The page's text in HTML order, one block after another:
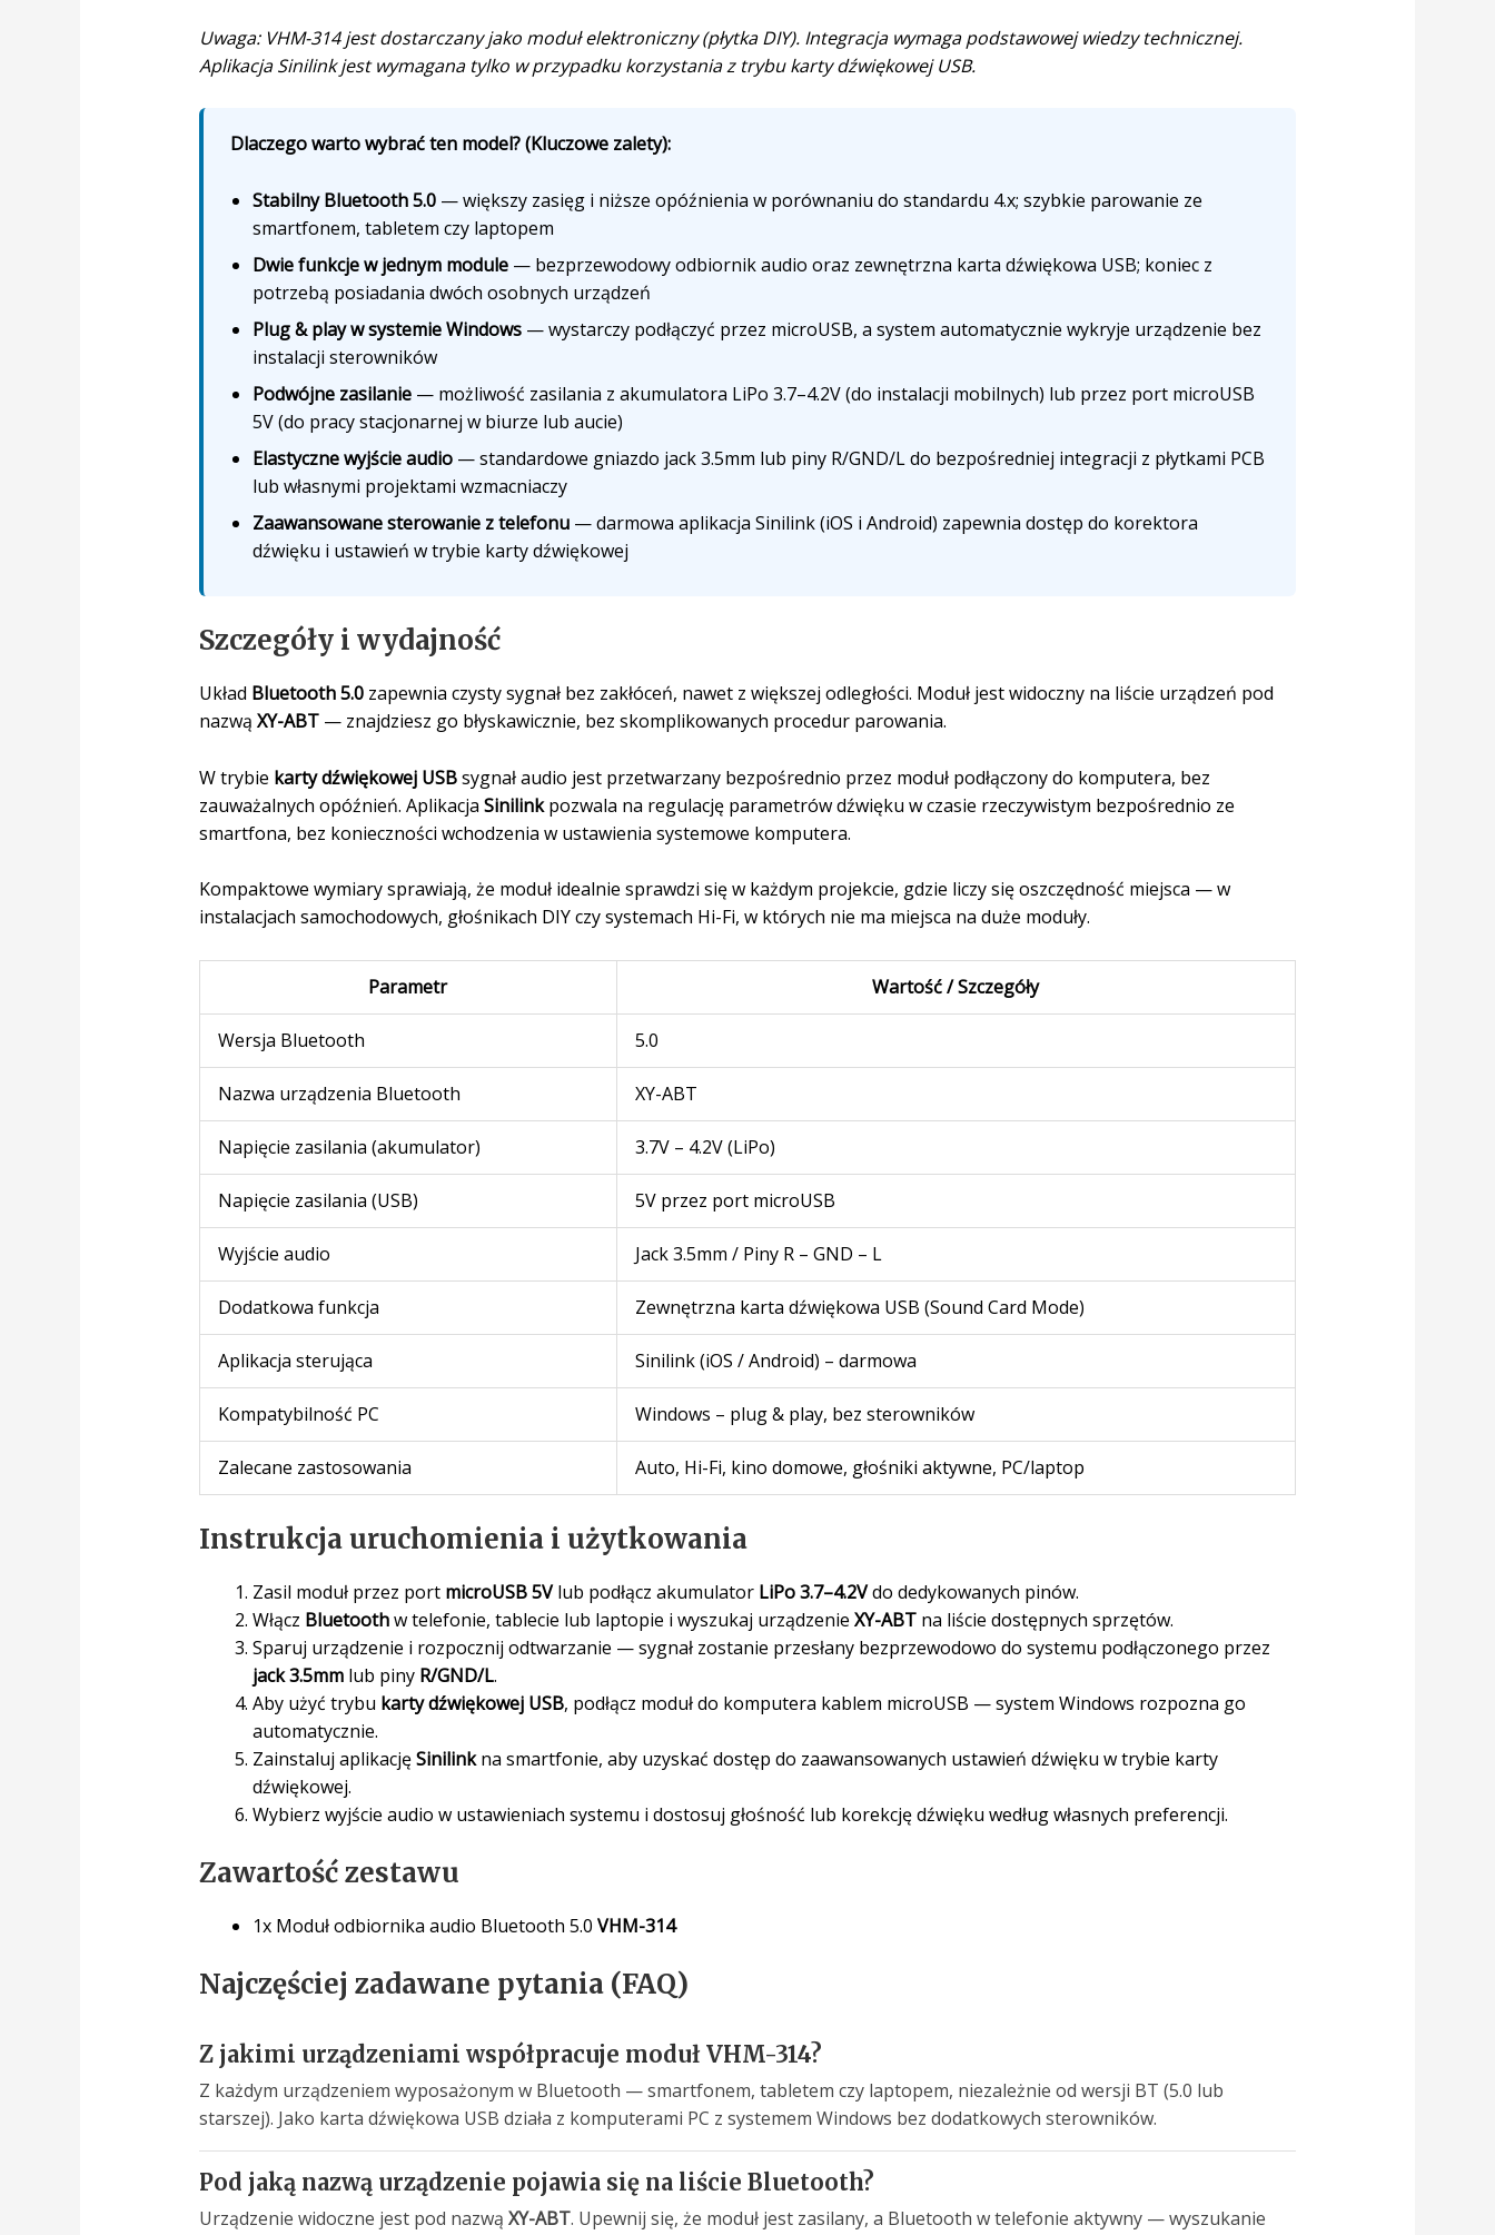
Uwaga: VHM-314 jest dostarczany jako moduł elektroniczny (płytka DIY). Integracja wymaga podstawowej wiedzy technicznej.
Aplikacja Sinilink jest wymagana tylko w przypadku korzystania z trybu karty dźwiękowej USB.
Dlaczego warto wybrać ten model? (Kluczowe zalety):
Stabilny Bluetooth 5.0— większy zasięg i niższe opóźnienia w porównaniu do standardu 4.x; szybkie parowanie ze
smartfonem, tabletem czy laptopem
Dwie funkcje w jednym module— bezprzewodowy odbiornik audio oraz zewnętrzna karta dźwiękowa USB; koniec z
potrzebą posiadania dwóch osobnych urządzeń
Plug & play w systemie Windows— wystarczy podłączyć przez microUSB, a system automatycznie wykryje urządzenie bez
instalacji sterowników
Podwójne zasilanie— możliwość zasilania z akumulatora LiPo 3.7–4.2V (do instalacji mobilnych) lub przez port microUSB
5V (do pracy stacjonarnej w biurze lub aucie)
Elastyczne wyjście audio— standardowe gniazdo jack 3.5mm lub piny R/GND/L do bezpośredniej integracji z płytkami PCB
lub własnymi projektami wzmacniaczy
Zaawansowane sterowanie z telefonu— darmowa aplikacja Sinilink (iOS i Android) zapewnia dostęp do korektora
dźwięku i ustawień w trybie karty dźwiękowej
Szczegóły i wydajność
Układ Bluetooth 5.0zapewnia czysty sygnał bez zakłóceń, nawet z większej odległości. Moduł jest widoczny na liście urządzeń pod
nazwą XY-ABT— znajdziesz go błyskawicznie, bez skomplikowanych procedur parowania.
W trybie karty dźwiękowej USBsygnał audio jest przetwarzany bezpośrednio przez moduł podłączony do komputera, bez
zauważalnych opóźnień. Aplikacja Sinilinkpozwala na regulację parametrów dźwięku w czasie rzeczywistym bezpośrednio ze
smartfona, bez konieczności wchodzenia w ustawienia systemowe komputera.
Kompaktowe wymiary sprawiają, że moduł idealnie sprawdzi się w każdym projekcie, gdzie liczy się oszczędność miejsca — w
instalacjach samochodowych, głośnikach DIY czy systemach Hi-Fi, w których nie ma miejsca na duże moduły.
Parametr Wartość / Szczegóły
Wersja Bluetooth 5.0
Nazwa urządzenia Bluetooth XY-ABT
Napięcie zasilania (akumulator) 3.7V – 4.2V (LiPo)
Napięcie zasilania (USB) 5V przez port microUSB
Wyjście audio Jack 3.5mm / Piny R – GND – L
Dodatkowa funkcja Zewnętrzna karta dźwiękowa USB (Sound Card Mode)
Aplikacja sterująca Sinilink (iOS / Android) – darmowa
Kompatybilność PC Windows – plug & play, bez sterowników
Zalecane zastosowania Auto, Hi-Fi, kino domowe, głośniki aktywne, PC/laptop
Instrukcja uruchomienia i użytkowania
Zasil moduł przez port microUSB 5Vlub podłącz akumulator LiPo 3.7–4.2Vdo dedykowanych pinów.
Włącz Bluetoothw telefonie, tablecie lub laptopie i wyszukaj urządzenie XY-ABTna liście dostępnych sprzętów.
Sparuj urządzenie i rozpocznij odtwarzanie — sygnał zostanie przesłany bezprzewodowo do systemu podłączonego przez
jack 3.5mmlub piny R/GND/L.
Aby użyć trybu karty dźwiękowej USB, podłącz moduł do komputera kablem microUSB — system Windows rozpozna go
automatycznie.
Zainstaluj aplikacjęSinilinkna smartfonie, aby uzyskać dostęp do zaawansowanych ustawień dźwięku w trybie karty
dźwiękowej.
Wybierz wyjście audio w ustawieniach systemu i dostosuj głośność lub korekcję dźwięku według własnych preferencji.
Zawartość zestawu
1x Moduł odbiornika audio Bluetooth 5.0 VHM-314
Najczęściej zadawane pytania (FAQ)
Z jakimi urządzeniami współpracuje moduł VHM-314?
Z każdym urządzeniem wyposażonym w Bluetooth — smartfonem, tabletem czy laptopem, niezależnie od wersji BT (5.0 lub
starszej). Jako karta dźwiękowa USB działa z komputerami PC z systemem Windows bez dodatkowych sterowników.
Pod jaką nazwą urządzenie pojawia się na liście Bluetooth?
Urządzenie widoczne jest pod nazwą XY-ABT. Upewnij się, że moduł jest zasilany, a Bluetooth w telefonie aktywny — wyszukanie